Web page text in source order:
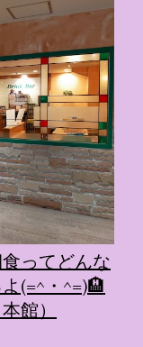
ってどんな
(=^・^=)🏨
館）